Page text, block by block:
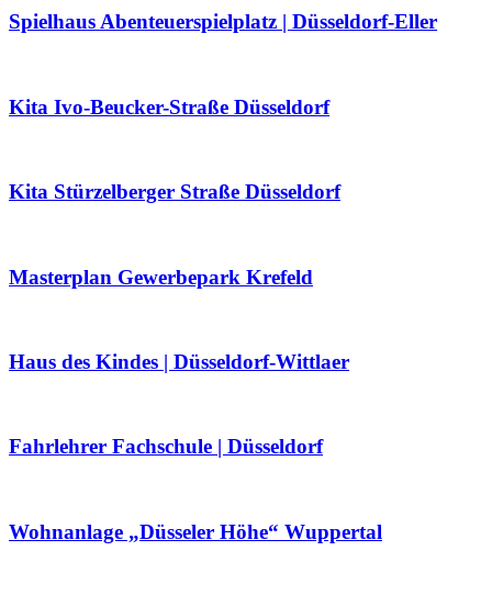
Spielhaus Abenteuerspielplatz | Düsseldorf-Eller
Kita Ivo-Beucker-Straße Düsseldorf
Kita Stürzelberger Straße Düsseldorf
Masterplan Gewerbepark Krefeld
Haus des Kindes | Düsseldorf-Wittlaer
Fahrlehrer Fachschule | Düsseldorf
Wohnanlage „Düsseler Höhe“ Wuppertal